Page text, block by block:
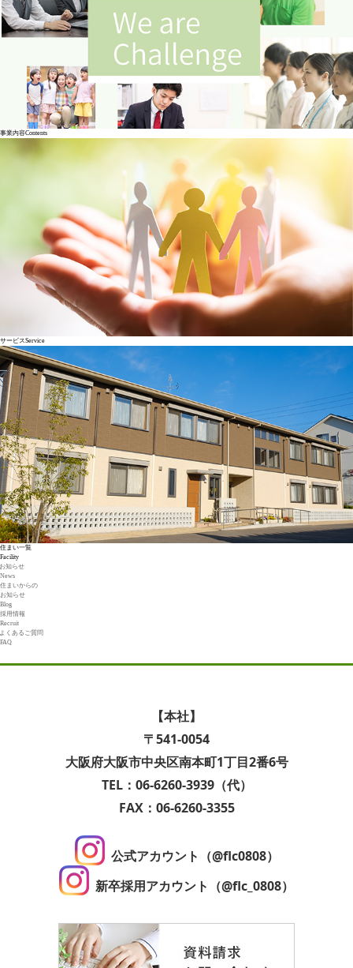
事業内容Contents
サービスService
住まい一覧
Facility
お知らせ
News
住まいからの
お知らせ
Blog
採用情報
Recruit
よくあるご質問
FAQ
【本社】
〒541-0054
大阪府大阪市中央区南本町1丁目2番6号
TEL：06-6260-3939（代）
FAX：06-6260-3355
公式アカウント（@flc0808）
新卒採用アカウント（@flc_0808）